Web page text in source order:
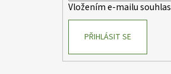
Vložením e-mailu
PŘIHLÁSIT SE